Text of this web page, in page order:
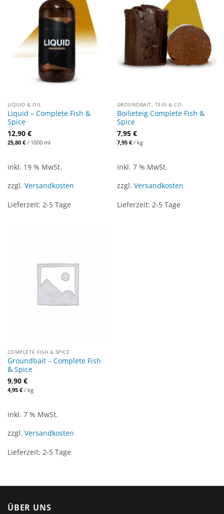
LIQUID & OIL
Liquid – Complete Fish &
Spice
12,90 €
25,80 €/ 1000 ml
inkl. 19 % MwSt.
zzgl. Versandkosten
Lieferzeit: 2-5 Tage
GROUNDBAIT, TEIG & CO.
Boilieteig Complete Fish &
Spice
7,95 €
7,95 €/ kg
inkl. 7 % MwSt.
zzgl. Versandkosten
Lieferzeit: 2-5 Tage
COMPLETE FISH & SPICE
Groundbait – Complete Fish
& Spice
9,90 €
4,95 €/ kg
inkl. 7 % MwSt.
zzgl. Versandkosten
Lieferzeit: 2-5 Tage
ÜBER UNS